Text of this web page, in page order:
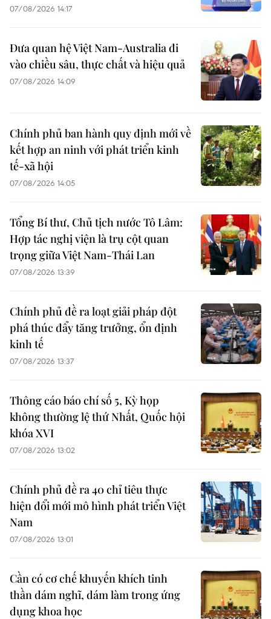
07/08/2026 14:17
Đưa quan hệ Việt Nam-Australia đi
vào chiều sâu, thực chất và hiệu quả
07/08/2026 14:09
Chính phủ ban hành quy định mới về
kết hợp an ninh với phát triển kinh
tế-xã hội
07/08/2026 14:05
Tổng Bí thư, Chủ tịch nước Tô Lâm:
Hợp tác nghị viện là trụ cột quan
trọng giữa Việt Nam-Thái Lan
07/08/2026 13:39
Chính phủ đề ra loạt giải pháp đột
phá thúc đẩy tăng trưởng, ổn định
kinh tế
07/08/2026 13:37
Thông cáo báo chí số 5, Kỳ họp
không thường lệ thứ Nhất, Quốc hội
khóa XVI
07/08/2026 13:02
Chính phủ đề ra 40 chỉ tiêu thực
hiện đổi mới mô hình phát triển Việt
Nam
07/08/2026 13:01
Cần có cơ chế khuyến khích tinh
thần dám nghĩ, dám làm trong ứng
dụng khoa học